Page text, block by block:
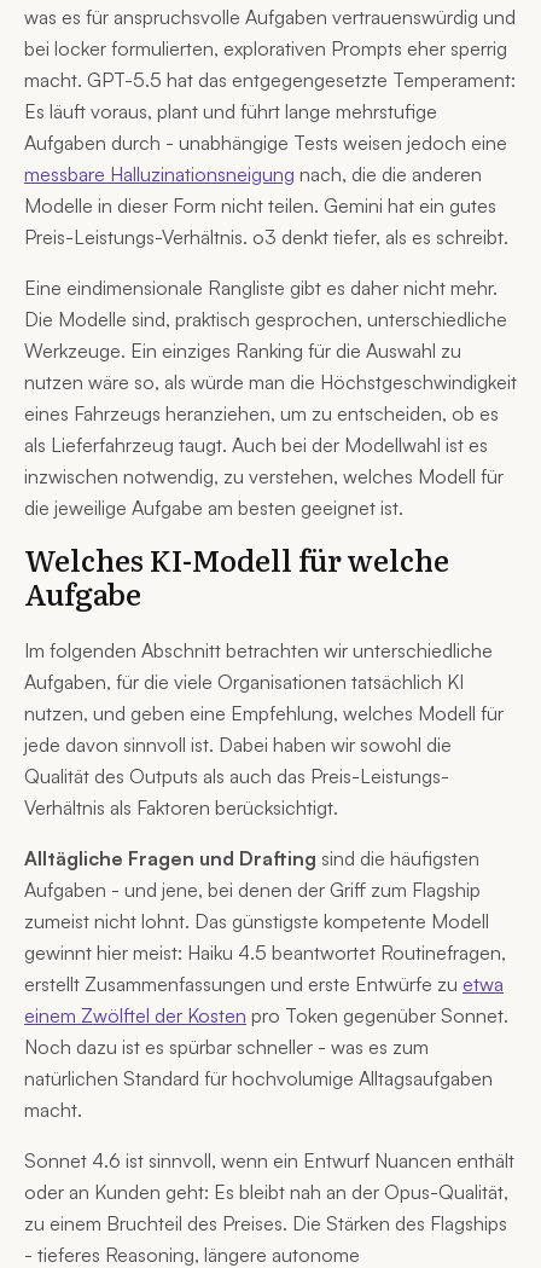
was es für anspruchsvolle Aufgaben vertrauenswürdig und
bei locker formulierten, explorativen Prompts eher sperrig
macht. GPT-5.5 hat das entgegengesetzte Temperament:
Es läuft voraus, plant und führt lange mehrstufige
Aufgaben durch - unabhängige Tests weisen jedoch eine
messbare Halluzinationsneigung nach, die die anderen
Modelle in dieser Form nicht teilen. Gemini hat ein gutes
Preis-Leistungs-Verhältnis. o3 denkt tiefer, als es schreibt.
Eine eindimensionale Rangliste gibt es daher nicht mehr.
Die Modelle sind, praktisch gesprochen, unterschiedliche
Werkzeuge. Ein einziges Ranking für die Auswahl zu
nutzen wäre so, als würde man die Höchstgeschwindigkeit
eines Fahrzeugs heranziehen, um zu entscheiden, ob es
als Lieferfahrzeug taugt. Auch bei der Modellwahl ist es
inzwischen notwendig, zu verstehen, welches Modell für
die jeweilige Aufgabe am besten geeignet ist.
Welches KI-Modell für welche
Aufgabe
Im folgenden Abschnitt betrachten wir unterschiedliche
Aufgaben, für die viele Organisationen tatsächlich KI
nutzen, und geben eine Empfehlung, welches Modell für
jede davon sinnvoll ist. Dabei haben wir sowohl die
Qualität des Outputs als auch das Preis-Leistungs-
Verhältnis als Faktoren berücksichtigt.
Alltägliche Fragen und Drafting sind die häufigsten
Aufgaben - und jene, bei denen der Griff zum Flagship
zumeist nicht lohnt. Das günstigste kompetente Modell
gewinnt hier meist: Haiku 4.5 beantwortet Routinefragen,
erstellt Zusammenfassungen und erste Entwürfe zu etwa
einem Zwölftel der Kosten pro Token gegenüber Sonnet.
Noch dazu ist es spürbar schneller - was es zum
natürlichen Standard für hochvolumige Alltagsaufgaben
macht.
Sonnet 4.6 ist sinnvoll, wenn ein Entwurf Nuancen enthält
oder an Kunden geht: Es bleibt nah an der Opus-Qualität,
zu einem Bruchteil des Preises. Die Stärken des Flagships
- tieferes Reasoning, längere autonome